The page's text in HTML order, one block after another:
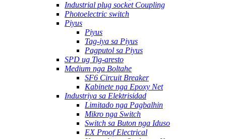
Industrial plug socket Coupling
Photoelectric switch
Piyus
Piyus
Tag-iya sa Piyus
Pagputol sa Piyus
SPD ug Tig-aresto
Medium nga Boltahe
SF6 Circuit Breaker
Kabinete nga Epoxy Net
Industriya sa Elektrisidad
Limitado nga Pagbalhin
Mikro nga Switch
Switch sa Buton nga Iduso
EX Proof Electrical